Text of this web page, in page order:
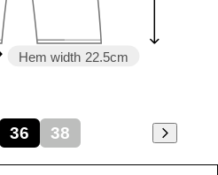
Hem width 22.5cm
36 38